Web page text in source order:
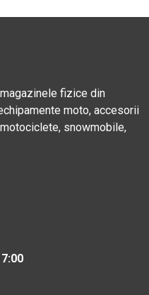
fizice din
moto, accesorii
snowmobile,